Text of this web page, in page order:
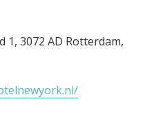
1, 3072 AD Rotterdam,